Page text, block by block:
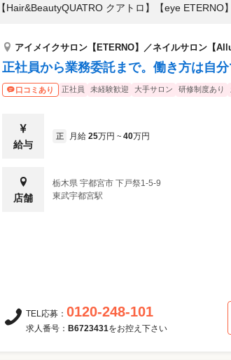
【Hair&BeautyQUATRO クアトロ】【eye ETERNO
アイメイクサロン【ETERNO】／ネイルサロン【
正社員から業務委託まで。働き方は自
口コミあり 正社員 未経験歓迎 大手サロン 研修制度あり
給与
正 月給 25万円 ~ 40万円
店舗
栃木県 宇都宮市 下戸祭1-5-9
東武宇都宮駅
TEL応募： 0120-248-101
求人番号： B6723431をお控え下さい